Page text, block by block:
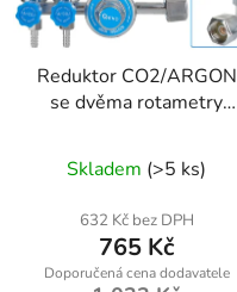
Reduktor CO2/ARGON
se dvěma rotametry
Skladem (>5 ks)
632 Kč bez DPH
765 Kč